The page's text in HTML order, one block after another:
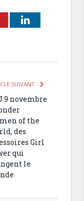
LinkedIn
SUIVANT
9 novembre
of the
des
Girl
qui
le